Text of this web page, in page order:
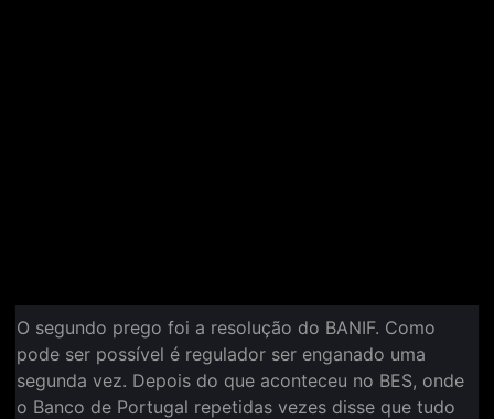
O segundo prego foi a resolução do BANIF. Como
pode ser possível é regulador ser enganado uma
segunda vez. Depois do que aconteceu no BES, onde
o Banco de Portugal repetidas vezes disse que tudo